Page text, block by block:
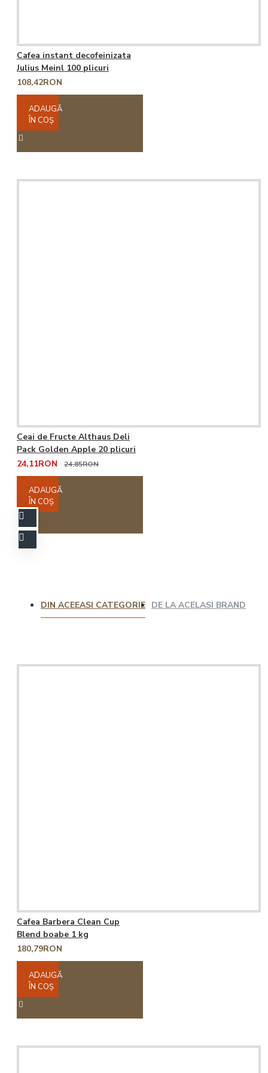
Cafea instant decofeinizata
Julius Meinl 100 plicuri
108,42RON
ADAUGĂ
ÎN COŞ
Ceai de Fructe Althaus Deli
Pack Golden Apple 20 plicuri
24,11RON
24,85RON
ADAUGĂ
ÎN COŞ
DIN ACEEASI CATEGORIE DE LA ACELASI BRAND
Cafea Barbera Clean Cup
Blend boabe 1 kg
180,79RON
ADAUGĂ
ÎN COŞ